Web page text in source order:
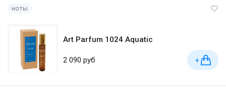
ноты
Art Parfum 1024 Aquatic
2 090 руб +